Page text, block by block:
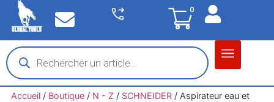
0
Accueil/ Boutique/ N - Z / SCHNEIDER/ Aspirateur eau et